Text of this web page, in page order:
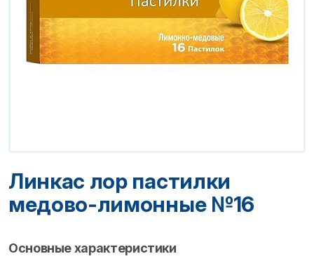
Линкас лор пастилки
медово-лимонные №16
Основные характеристики